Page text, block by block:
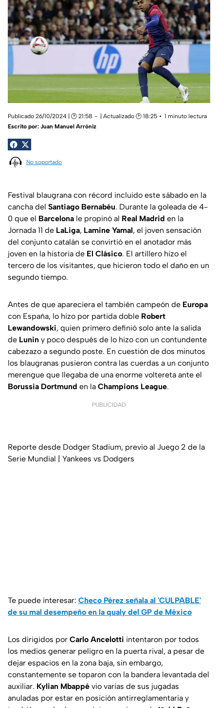
Publicado 26/10/2024 | 🕑 21:58 | Actualizado 🕑 18:25
1 minuto lectura
Escrito por: Juan Manuel Arróniz
No soportado
Festival blaugrana con récord incluido este sábado en la
cancha del Santiago Bernabéu. Durante la goleada de 4-
0 que el Barcelona le propinó al Real Madrid en la
Jornada 11 de LaLiga, Lamine Yamal, el joven sensación
del conjunto catalán se convirtió en el anotador más
joven en la historia de El Clásico. El artillero hizo el
tercero de los visitantes, que hicieron todo el daño en un
segundo tiempo.
Antes de que apareciera el también campeón de Europa
con España, lo hizo por partida doble Robert
Lewandowski, quien primero definió solo ante la salida
de Lunin y poco después de lo hizo con un contundente
cabezazo a segundo poste. En cuestión de dos minutos
los blaugranas pusieron contra las cuerdas a un conjunto
merengue que llegaba de una enorme voltereta ante el
Borussia Dortmund en la Champions League.
PUBLICIDAD
Reporte desde Dodger Stadium, previo al Juego 2 de la
Serie Mundial | Yankees vs Dodgers
Te puede interesar: Checo Pérez señala al 'CULPABLE'
de su mal desempeño en la qualy del GP de México
Los dirigidos por Carlo Ancelotti intentaron por todos
los medios generar peligro en la puerta rival, a pesar de
dejar espacios en la zona baja, sin embargo,
constantemente se toparon con la bandera levantada del
auxiliar. Kylian Mbappé vio varias de sus jugadas
anuladas por estar en posición antirreglamentaria y